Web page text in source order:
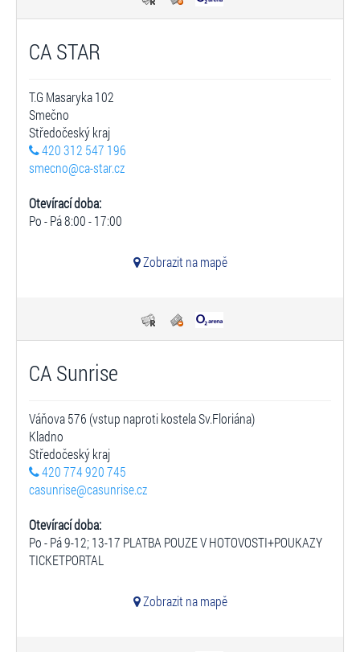
CA STAR
T.G Masaryka 102
Smečno
Středočeský kraj
420 312 547 196
smecno@ca-star.cz
Otevírací doba:
Po - Pá 8:00 - 17:00
Zobrazit na mapě
CA Sunrise
Váňova 576 (vstup naproti kostela Sv.Floriána)
Kladno
Středočeský kraj
420 774 920 745
casunrise@casunrise.cz
Otevírací doba:
Po - Pá 9-12; 13-17 PLATBA POUZE V HOTOVOSTI+POUKAZY
TICKETPORTAL
Zobrazit na mapě